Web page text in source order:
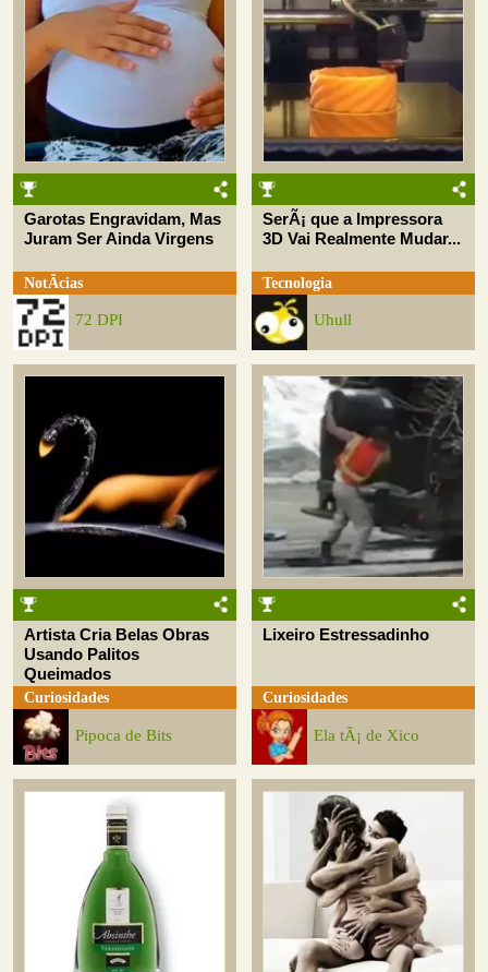
Garotas Engravidam, Mas
Juram Ser Ainda Virgens
NotÃ­cias
72 DPI
SerÃ¡ que a Impressora
3D Vai Realmente Mudar...
Tecnologia
Uhull
Artista Cria Belas Obras
Usando Palitos
Queimados
Curiosidades
Pipoca de Bits
Lixeiro Estressadinho
Curiosidades
Ela tÃ¡ de Xico